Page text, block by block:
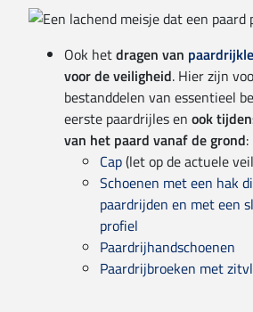
Ook hetdragen van
voor de veiligheid. Hier zijn
bestanddelen van essentieel
eerste paardrijles en ook
van het paard vanaf de grond:
Cap(let op de actuele
Schoenen met een hak
paardrijden en met een
profiel
Paardrijhandschoenen
Paardrijbroeken met